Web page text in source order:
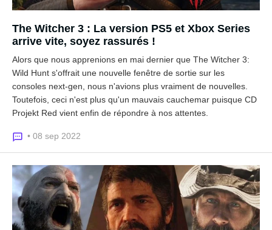
The Witcher 3 : La version PS5 et Xbox Series
arrive vite, soyez rassurés !
Alors que nous apprenions en mai dernier que The Witcher 3:
Wild Hunt s'offrait une nouvelle fenêtre de sortie sur les
consoles next-gen, nous n'avions plus vraiment de nouvelles.
Toutefois, ceci n'est plus qu'un mauvais cauchemar puisque CD
Projekt Red vient enfin de répondre à nos attentes.
• 08 sep 2022